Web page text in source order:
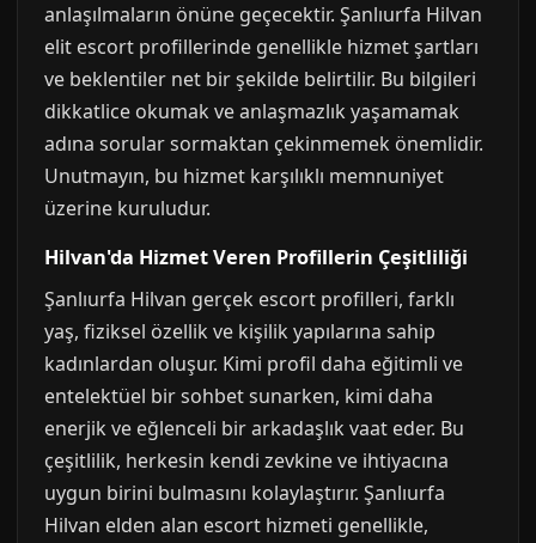
anlaşılmaların önüne geçecektir. Şanlıurfa Hilvan
elit escort profillerinde genellikle hizmet şartları
ve beklentiler net bir şekilde belirtilir. Bu bilgileri
dikkatlice okumak ve anlaşmazlık yaşamamak
adına sorular sormaktan çekinmemek önemlidir.
Unutmayın, bu hizmet karşılıklı memnuniyet
üzerine kuruludur.
Hilvan'da Hizmet Veren Profillerin Çeşitliliği
Şanlıurfa Hilvan gerçek escort profilleri, farklı
yaş, fiziksel özellik ve kişilik yapılarına sahip
kadınlardan oluşur. Kimi profil daha eğitimli ve
entelektüel bir sohbet sunarken, kimi daha
enerjik ve eğlenceli bir arkadaşlık vaat eder. Bu
çeşitlilik, herkesin kendi zevkine ve ihtiyacına
uygun birini bulmasını kolaylaştırır. Şanlıurfa
Hilvan elden alan escort hizmeti genellikle,